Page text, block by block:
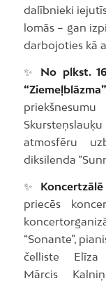
dalībnieki
lomās – gan
darbojoties kā
✨ No plkst.
“Ziemeļblāzma”
atmosfēru
diksilenda
✨
priecēs
“Sonante”,
čelliste Elīza
Mārcis